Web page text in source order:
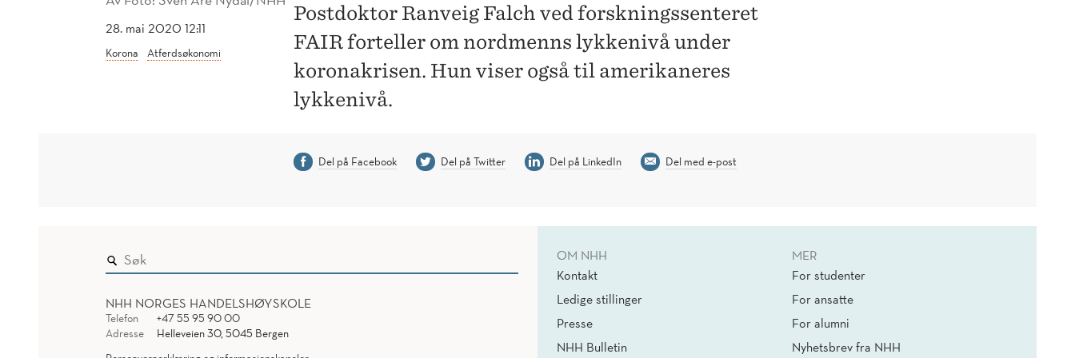
28. mai 2020 12:11
Korona Atferdsøkonomi
Postdoktor Ranveig Falch ved forskningssenteret
FAIR forteller om nordmenns lykkenivå under
koronakrisen. Hun viser også til amerikaneres
lykkenivå.
Del på Facebook Del på Twitter Del på LinkedIn Del med e-post
NHH NORGES HANDELSHØYSKOLE
Telefon
+47 55 95 90 00
Adresse
Helleveien 30, 5045 Bergen
OM NHH
Kontakt
Ledige stillinger
Presse
NHH Bulletin
MER
For studenter
For ansatte
For alumni
Nyhetsbrev fra NHH